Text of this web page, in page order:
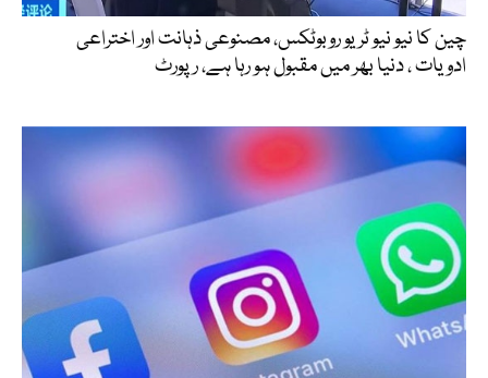
چین کا نیو نیو ٹریو روبوٹکس، مصنوعی ذہانت اور اختراعی
ادویات ، دنیا بھر میں مقبول ہو رہا ہے، رپورٹ